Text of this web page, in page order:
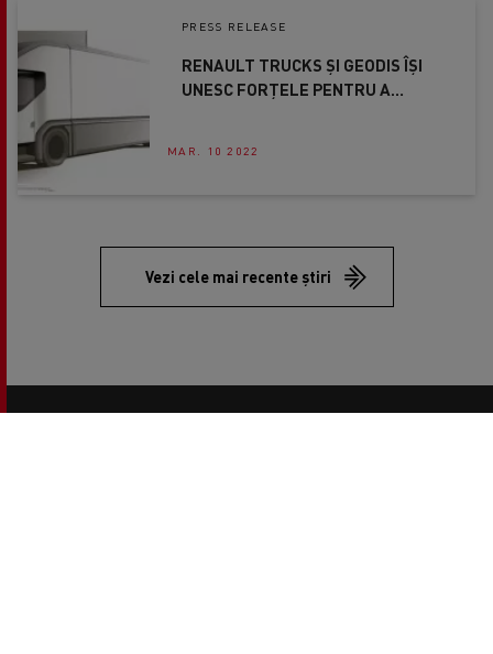
PRESS RELEASE
RENAULT TRUCKS ȘI GEODIS ÎȘI
UNESC FORȚELE PENTRU A
URBANE
MAR. 10 2022
Vezi cele mai recente știri